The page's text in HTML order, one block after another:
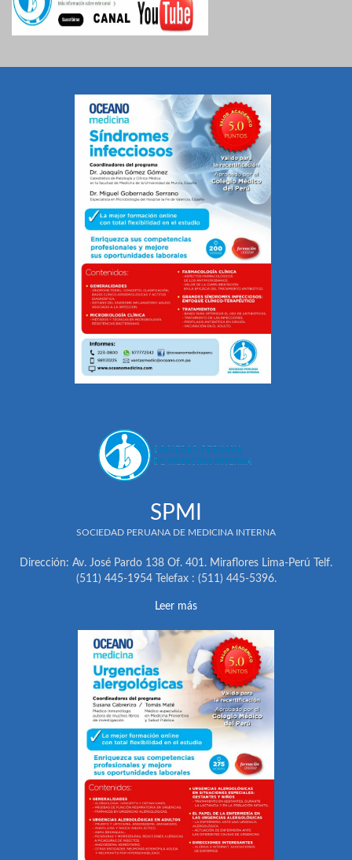
SPMI
SOCIEDAD PERUANA DE MEDICINA INTERNA
Dirección: Av. José Pardo 138 Of. 401. Miraflores Lima-Perú Telf.
(511) 445-1954 Telefax : (511) 445-5396.
Leer más